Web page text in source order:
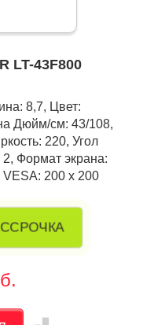
LT-43F800
8,7, Цвет:
Дюйм/см: 43/108,
220, Угол
2, Формат экрана:
200 x 200